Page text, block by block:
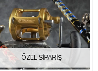
ÖZEL SIPARIŞ